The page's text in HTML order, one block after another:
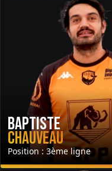
Baptiste
Chauveau
Position : 3ème ligne